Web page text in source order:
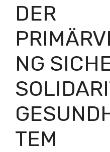
DER
NG
TEM